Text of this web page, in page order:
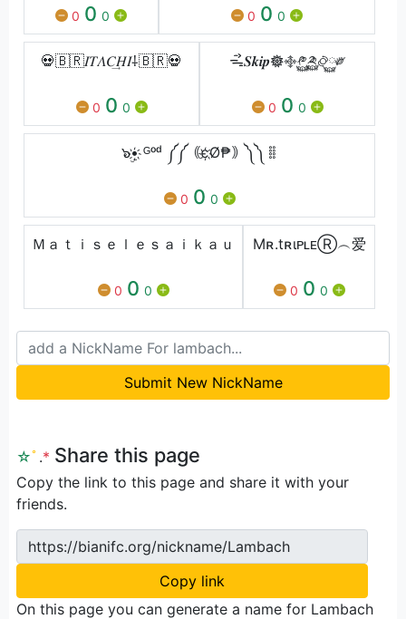
0 0 0 0 0 0
💀🇧🇷𝐼𝑇𝛬𝐶͢𝐻𝐼⸸🇧🇷💀
0 0 0
ᯓᯭ𝑺𝒌𝒊𝒑𖣔࿇༲࿆༫࿆࿂࿆༗
0 0 0
๖ۣ•҉ ᴳᵒᵈ ༼༼｟є҉Ø₱｠༽ ༽ 𐄠
0 0 0
Ｍａｔｉｓｅｌｅｓａｉｋａｕ
0 0 0
Mʀ.tʀιᴘʟᴇⓇ︵爱
0 0 0
Submit New NickName
☆ﾟ .* Share this page
Copy the link to this page and share it with your
friends.
https://bianifc.org/nickname/Lambach
Copy link
On this page you can generate a name for Lambach